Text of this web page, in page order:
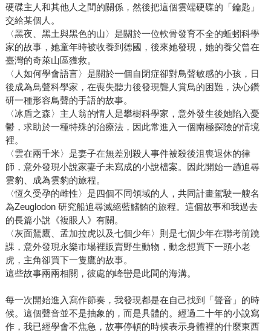
硬碟主人和其他人之間的關係，然後把這個雲端硬碟的「鑰匙」
交給某個人。
〈黑夜、黑土與黑色的山〉是關於一位軟骨發育不全的蚯蚓科學
家的故事，她童年時被收養到德國，後來她發現，她的養父曾在
臺灣的奇萊山區獲救。
〈人如何學會語言〉是關於一個自閉症卻對鳥聲敏感的小孩，日
後成為鳥聲科學家，在喪失聽力後發現聾人賞鳥的困難，決心鑽
研一種形容鳥聲的手語的故事。
〈冰盾之森〉主人翁的情人是攀樹科學家，意外發生後她陷入憂
鬱，求助於一種特殊的治療法，因此常進入一個南極探險的情境
裡。
〈雲在兩千米〉是妻子在無差別殺人事件被殺後沮喪退休的律
師，意外發現小說家妻子未寫成的小說檔案。因此開始一趟追尋
雲豹、成為雲豹的旅程。
〈恆久受孕的雌性〉是四個不同領域的人，共同計畫駕駛一艘名
為Zeuglodon 研究船追尋滅絕藍鰭鮪的旅程。這個故事和我過去
的長篇小說《複眼人》有關。
〈灰面鵟鷹、孟加拉虎以及七個少年〉則是七個少年在聯考前蹺
課，意外發現永樂市場裡販賣野生動物，動念想買下一頭小老
虎，主角卻買下一隻鷹的故事。
這些故事兩兩相關，彼處的峰巒是此間的海溝。
每一次開始進入寫作節奏，我發現都是在自己找到「聲音」的時
候。這個聲音並不是抽象的，而是具體的。經過二十年的小說寫
作，我已經學會不焦急，故事停頓的時候表示身體裡的什麼東西